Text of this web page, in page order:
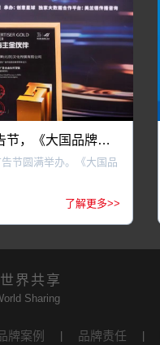
亮相第30届中国国际广告节，《大国品牌》摘得18项大奖！
节圆满举办。《大国品
了解更多>>
界共享
Sharing
牌案例 品牌责任